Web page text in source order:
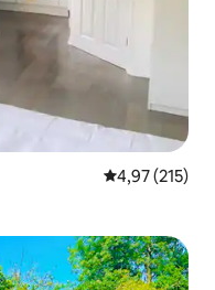
5 üzerinden
4,97 (215)
arasında